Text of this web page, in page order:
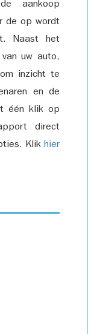
aankoop
de op wordt
Naast het
uw auto,
inzicht te
en de
één klik op
direct
Klik hier